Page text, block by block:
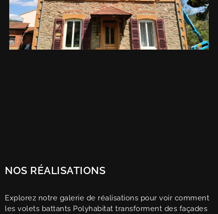
NOS RÉALISATIONS
Explorez notre galerie de réalisations pour voir comment
les volets battants Polyhabitat transforment des façades